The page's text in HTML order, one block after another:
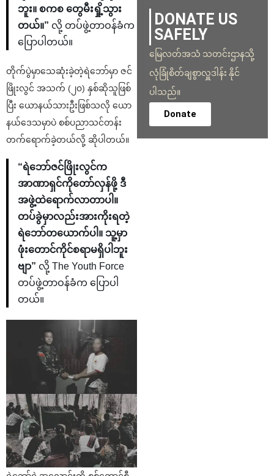
ဘူး။ စကစ တွေမီးရှို့သွား
တယ်။” လို့ တပ်ဖွဲ့တာဝန်ခံက
ပြောပါတယ်။
တိုက်ပွဲမှာသေဆုံးခဲ့တဲ့ရဲဘော်မှာ ဇင်
ဖြိုးလွင် အသက် (၂၀) နှစ်ဆိုသူဖြစ်
ပြီး ယောနယ်သားဦးဖြစ်သလို ယော
နယ်ဒေသမှာပဲ စစ်ပညာသင်တန်း
တက်ရောက်ခဲ့တယ်လို့ ဆိုပါတယ်။
“ရဲဘော်ဇင်ဖြိုးလွင်က
အာဏာရှင်ကိုတော်လှန်ဖို့ ဒီ
အဖွဲ့ထဲရောက်လာတာပါ။
တပ်ခွဲမှာလည်းအားကိုးရတဲ့
ရဲဘော်တယောက်ပါ။ သူ့မှာ
ဖုံးတောင်ကိုင်စရာမရှိပါဘူး
ဗျာ” လို့ The Youth Force
တပ်ဖွဲ့တာဝန်ခံက ပြောပါ
တယ်။
DONATE US
SAFELY
မြေလတ်အသံ သတင်းဌာနသို့
လုံခြုံစိတ်ချစွာလှူဒါန်း နိုင်
ပါသည်။
Donate